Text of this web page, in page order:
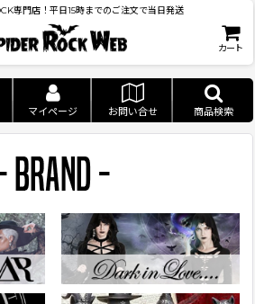
専門店！平日15時までのご注文で当日発送
カート
マイページ お問い合せ 商品検索